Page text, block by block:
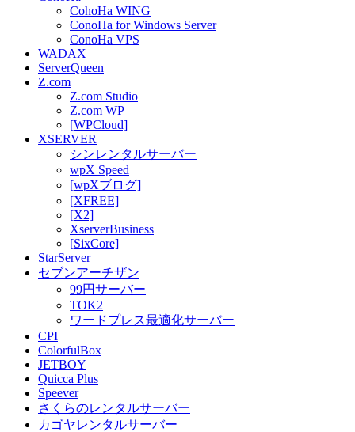
CohoHa WING
ConoHa for Windows Server
ConoHa VPS
WADAX
ServerQueen
Z.com
Z.com Studio
Z.com WP
[WPCloud]
XSERVER
シンレンタルサーバー
wpX Speed
[wpXブログ]
[XFREE]
[X2]
XserverBusiness
[SixCore]
StarServer
セブンアーチザン
99円サーバー
TOK2
ワードプレス最適化サーバー
CPI
ColorfulBox
JETBOY
Quicca Plus
Speever
さくらのレンタルサーバー
カゴヤレンタルサーバー